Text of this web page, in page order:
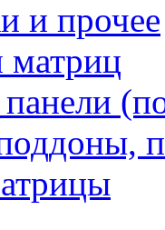
и прочее